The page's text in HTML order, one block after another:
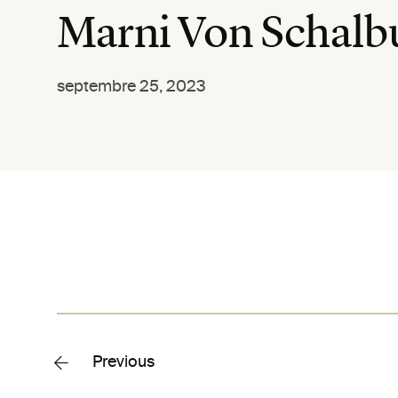
Marni Von
septembre 25, 2023
Previous